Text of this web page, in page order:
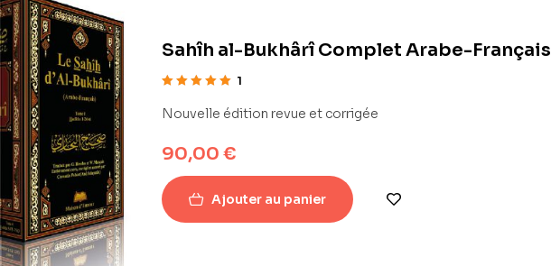
Sahîh al-Bukhârî Complet Arabe-Français
5
1
Nouvelle édition revue et corrigée
90,00 €
Ajouter au panier